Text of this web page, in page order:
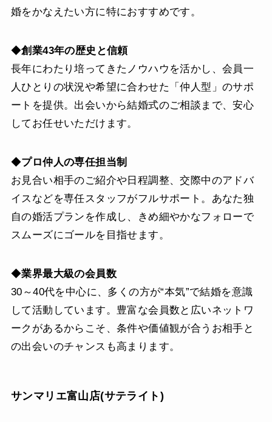
婚をかなえたい方に特におすすめです。
◆創業43年の歴史と信頼
長年にわたり培ってきたノウハウを活かし、会員一
人ひとりの状況や希望に合わせた「仲人型」のサポ
ートを提供。出会いから結婚式のご相談まで、安心
してお任せいただけます。
◆プロ仲人の専任担当制
お見合い相手のご紹介や日程調整、交際中のアドバ
イスなどを専任スタッフがフルサポート。あなた独
自の婚活プランを作成し、きめ細やかなフォローで
スムーズにゴールを目指せます。
◆業界最大級の会員数
30～40代を中心に、多くの方が“本気”で結婚を意識
して活動しています。豊富な会員数と広いネットワ
ークがあるからこそ、条件や価値観が合うお相手と
の出会いのチャンスも高まります。
サンマリエ富山店(サテライト)